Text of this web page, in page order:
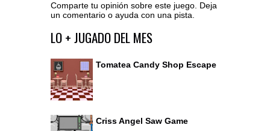
Comparte tu opinión sobre este juego. Deja
un comentario o ayuda con una pista.
Ir al editor de comentarios
LO + JUGADO DEL MES
Tomatea Candy Shop Escape
Criss Angel Saw Game